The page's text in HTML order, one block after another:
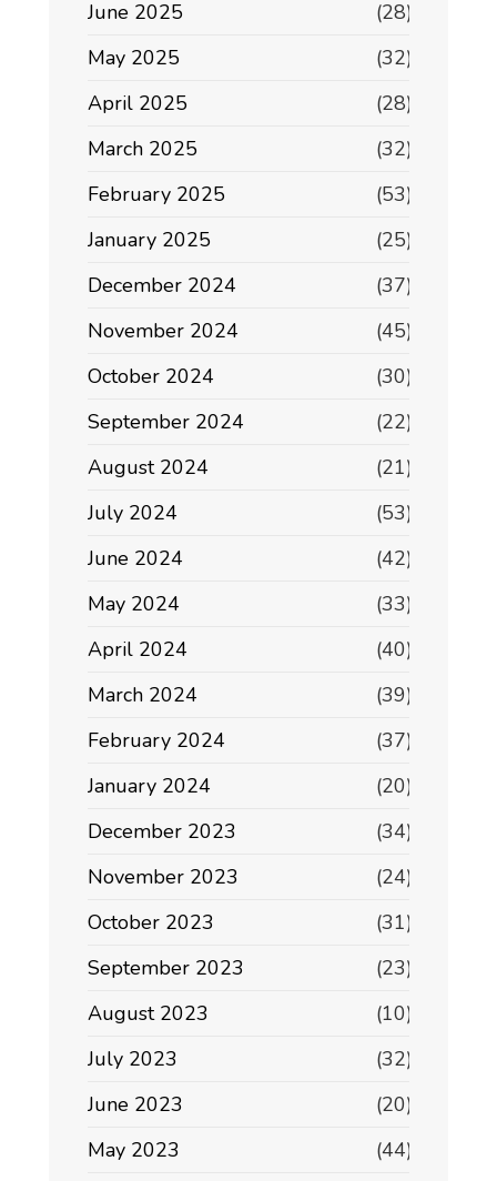
June 2025
(28)
May 2025
(32)
April 2025
(28)
March 2025
(32)
February 2025
(53)
January 2025
(25)
December 2024
(37)
November 2024
(45)
October 2024
(30)
September 2024
(22)
August 2024
(21)
July 2024
(53)
June 2024
(42)
May 2024
(33)
April 2024
(40)
March 2024
(39)
February 2024
(37)
January 2024
(20)
December 2023
(34)
November 2023
(24)
October 2023
(31)
September 2023
(23)
August 2023
(10)
July 2023
(32)
June 2023
(20)
May 2023
(44)